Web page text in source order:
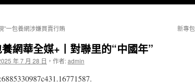
”一包養網涉嫌買賣行賄 新專
網華全媒+丨對聯里的“中國年”
年 7 月 28 日 ， 作者:admin